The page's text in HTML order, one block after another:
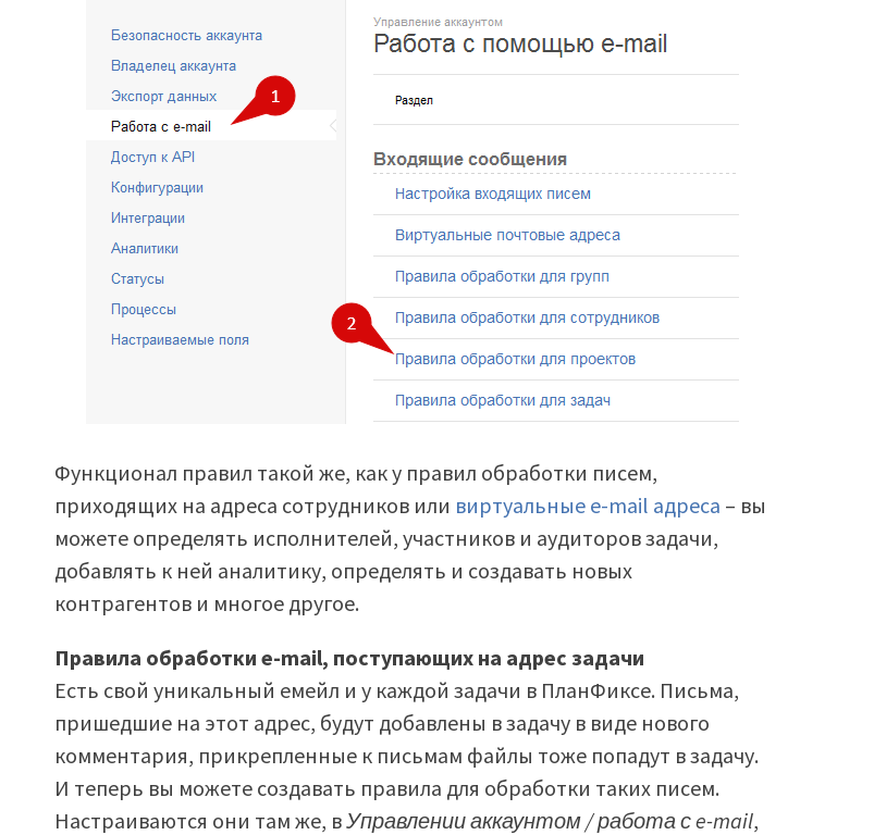
Функционал правил такой же, как у правил обработки писем,
приходящих на адреса сотрудников или виртуальные e-mail адреса – вы
можете определять исполнителей, участников и аудиторов задачи,
добавлять к ней аналитику, определять и создавать новых
контрагентов и многое другое.
Правила обработки e-mail, поступающих на адрес задачи
Есть свой уникальный емейл и у каждой задачи в ПланФиксе. Письма,
пришедшие на этот адрес, будут добавлены в задачу в виде нового
комментария, прикрепленные к письмам файлы тоже попадут в задачу.
И теперь вы можете создавать правила для обработки таких писем.
Настраиваются они там же, вУправлении аккаунтом / работа с e-mail,